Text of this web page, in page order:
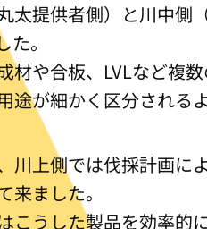
太提供者側）と川中側
た。
材や合板、LVLなど複
途が細かく区分される
川上側では伐採計画に
来ました。
こうした製品を効率的